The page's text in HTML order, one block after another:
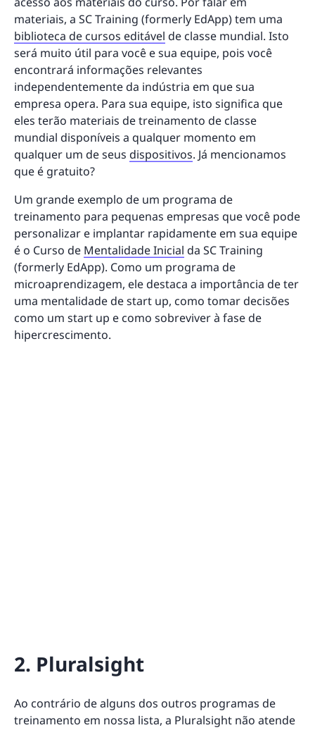
materiais, a SC Training (formerly EdApp) tem uma
biblioteca de cursos editável de classe mundial. Isto
será muito útil para você e sua equipe, pois você
encontrará informações relevantes
independentemente da indústria em que sua
empresa opera. Para sua equipe, isto significa que
eles terão materiais de treinamento de classe
mundial disponíveis a qualquer momento em
qualquer um de seus dispositivos. Já mencionamos
que é gratuito?
Um grande exemplo de um programa de
treinamento para pequenas empresas que você pode
personalizar e implantar rapidamente em sua equipe
é o Curso de Mentalidade Inicial da SC Training
(formerly EdApp). Como um programa de
microaprendizagem, ele destaca a importância de ter
uma mentalidade de start up, como tomar decisões
como um start up e como sobreviver à fase de
hipercrescimento.
2. Pluralsight
Ao contrário de alguns dos outros programas de
treinamento em nossa lista, a Pluralsight não atende